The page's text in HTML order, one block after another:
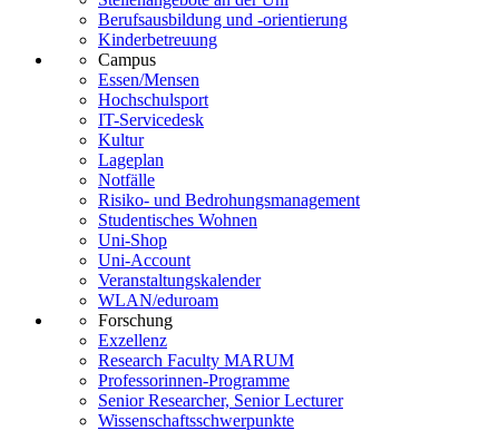
Berufsausbildung und -orientierung
Kinderbetreuung
Campus
Essen/Mensen
Hochschulsport
IT-Servicedesk
Kultur
Lageplan
Notfälle
Risiko- und Bedrohungsmanagement
Studentisches Wohnen
Uni-Shop
Uni-Account
Veranstaltungskalender
WLAN/eduroam
Forschung
Exzellenz
Research Faculty MARUM
Professorinnen-Programme
Senior Researcher, Senior Lecturer
Wissenschaftsschwerpunkte